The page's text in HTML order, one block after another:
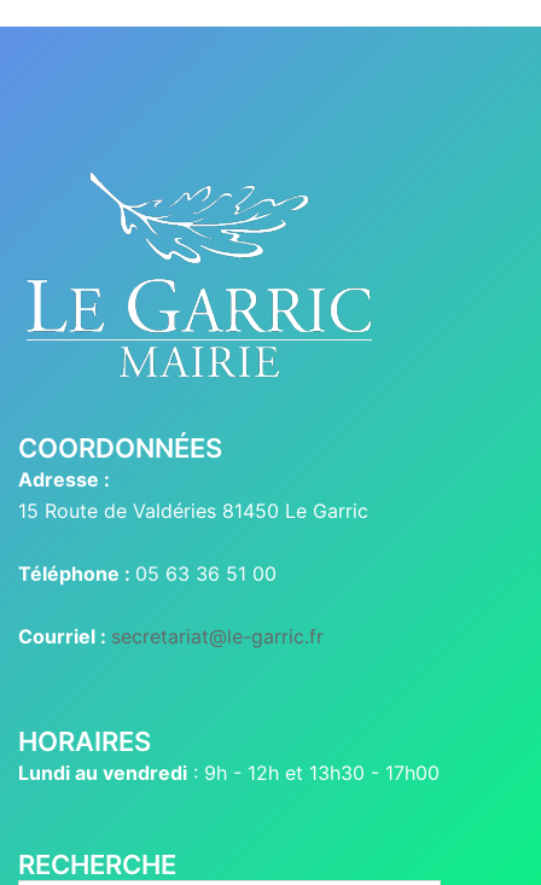
COORDONNÉES
Adresse :
15 Route de Valdéries 81450 Le Garric
Téléphone : 05 63 36 51 00
Courriel : secretariat@le-garric.fr
HORAIRES
Lundi au vendredi : 9h - 12h et 13h30 - 17h00
RECHERCHE